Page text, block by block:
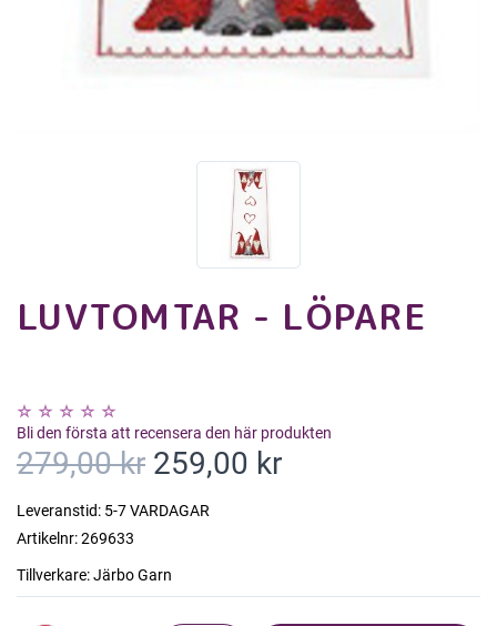
LUVTOMTAR - LÖPARE
Bli den första att recensera den här produkten
279,00 kr 259,00 kr
Leveranstid: 5-7 VARDAGAR
Artikelnr:269633
Tillverkare:Järbo Garn